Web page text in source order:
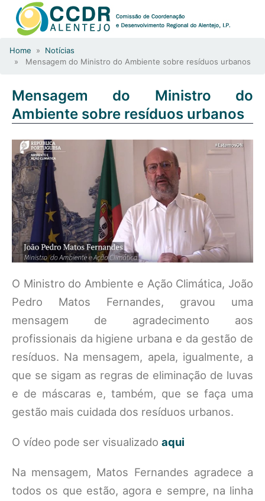
Home » Notícias
» Mensagem do Ministro do Ambiente sobre resíduos urbanos
Mensagem do Ministro do
Ambiente sobre resíduos urbanos
O Ministro do Ambiente e Ação Climática, João
Pedro Matos Fernandes, gravou uma
mensagem de agradecimento aos
profissionais da higiene urbana e da gestão de
resíduos. Na mensagem, apela, igualmente, a
que se sigam as regras de eliminação de luvas
e de máscaras e, também, que se faça uma
gestão mais cuidada dos resíduos urbanos.
O vídeo pode ser visualizado aqui
Na mensagem, Matos Fernandes agradece a
todos os que estão, agora e sempre, na linha